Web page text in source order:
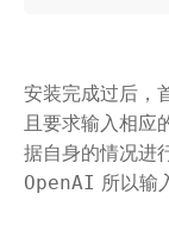
安装完成过后，
且要求输入相应
据自身的情况进
OpenAI 所以输